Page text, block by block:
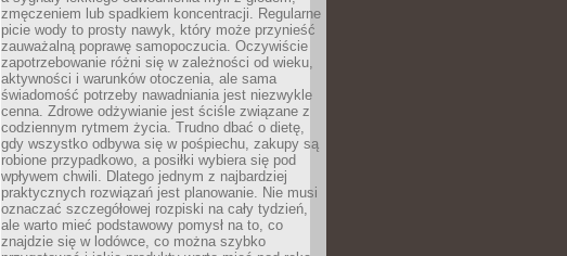
zmęczeniem lub spadkiem koncentracji. Regularne
picie wody to prosty nawyk, który może przynieść
zauważalną poprawę samopoczucia. Oczywiście
zapotrzebowanie różni się w zależności od wieku,
aktywności i warunków otoczenia, ale sama
świadomość potrzeby nawadniania jest niezwykle
cenna. Zdrowe odżywianie jest ściśle związane z
codziennym rytmem życia. Trudno dbać o dietę,
gdy wszystko odbywa się w pośpiechu, zakupy są
robione przypadkowo, a posiłki wybiera się pod
wpływem chwili. Dlatego jednym z najbardziej
praktycznych rozwiązań jest planowanie. Nie musi
oznaczać szczegółowej rozpiski na cały tydzień,
ale warto mieć podstawowy pomysł na to, co
znajdzie się w lodówce, co można szybko